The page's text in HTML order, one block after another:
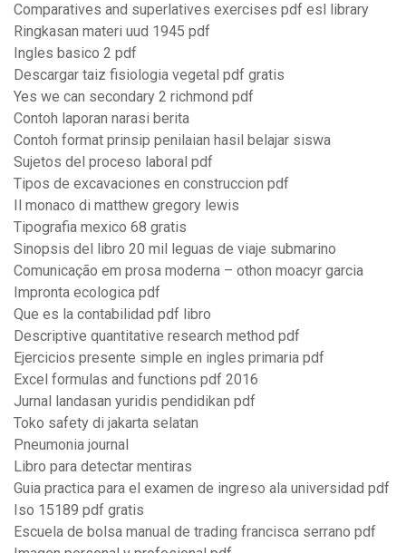
Comparatives and superlatives exercises pdf esl library
Ringkasan materi uud 1945 pdf
Ingles basico 2 pdf
Descargar taiz fisiologia vegetal pdf gratis
Yes we can secondary 2 richmond pdf
Contoh laporan narasi berita
Contoh format prinsip penilaian hasil belajar siswa
Sujetos del proceso laboral pdf
Tipos de excavaciones en construccion pdf
Il monaco di matthew gregory lewis
Tipografia mexico 68 gratis
Sinopsis del libro 20 mil leguas de viaje submarino
Comunicação em prosa moderna – othon moacyr garcia
Impronta ecologica pdf
Que es la contabilidad pdf libro
Descriptive quantitative research method pdf
Ejercicios presente simple en ingles primaria pdf
Excel formulas and functions pdf 2016
Jurnal landasan yuridis pendidikan pdf
Toko safety di jakarta selatan
Pneumonia journal
Libro para detectar mentiras
Guia practica para el examen de ingreso ala universidad pdf
Iso 15189 pdf gratis
Escuela de bolsa manual de trading francisca serrano pdf